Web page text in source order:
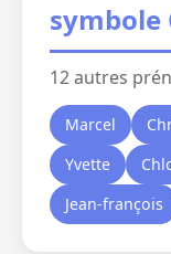
symbole
12 autres
Marcel
Yvette
Jean-françois